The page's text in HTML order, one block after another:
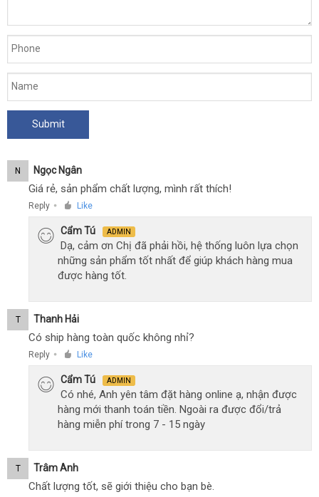
N Ngọc Ngân
Giá rẻ, sản phẩm chất lượng, mình rất thích!
Reply ● Like
Cẩm Tú ADMIN
Dạ, cảm ơn Chị đã phải hồi, hệ thống luôn lựa chọn
những sản phẩm tốt nhất để giúp khách hàng mua
được hàng tốt.
T Thanh Hải
Có ship hàng toàn quốc không nhỉ?
Reply ● Like
Cẩm Tú ADMIN
Có nhé, Anh yên tâm đặt hàng online ạ, nhận được
hàng mới thanh toán tiền. Ngoài ra được đổi/trả
hàng miễn phí trong 7 - 15 ngày
T Trâm Anh
Chất lượng tốt, sẽ giới thiệu cho bạn bè.